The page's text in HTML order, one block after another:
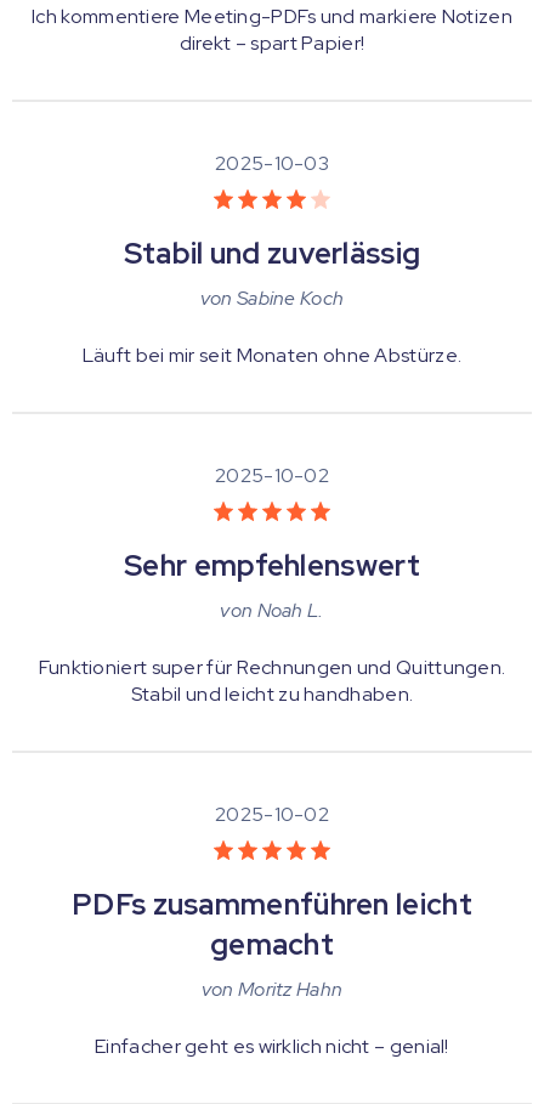
Ich kommentiere Meeting-PDFs und markiere Notizen
direkt – spart Papier!
2025-10-03
Stabil und zuverlässig
von Sabine Koch
Läuft bei mir seit Monaten ohne Abstürze.
2025-10-02
Sehr empfehlenswert
von Noah L.
Funktioniert super für Rechnungen und Quittungen.
Stabil und leicht zu handhaben.
2025-10-02
PDFs zusammenführen leicht
gemacht
von Moritz Hahn
Einfacher geht es wirklich nicht – genial!